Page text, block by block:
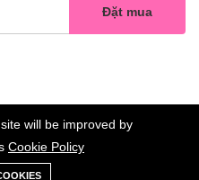
Đặt mua
Rights Reserved.
Danh sách
will be improved by
Cookie Policy